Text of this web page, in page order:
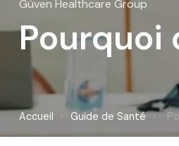
Güven Healthcare Group
Pourquoi
Accueil › Guide de Santé ›